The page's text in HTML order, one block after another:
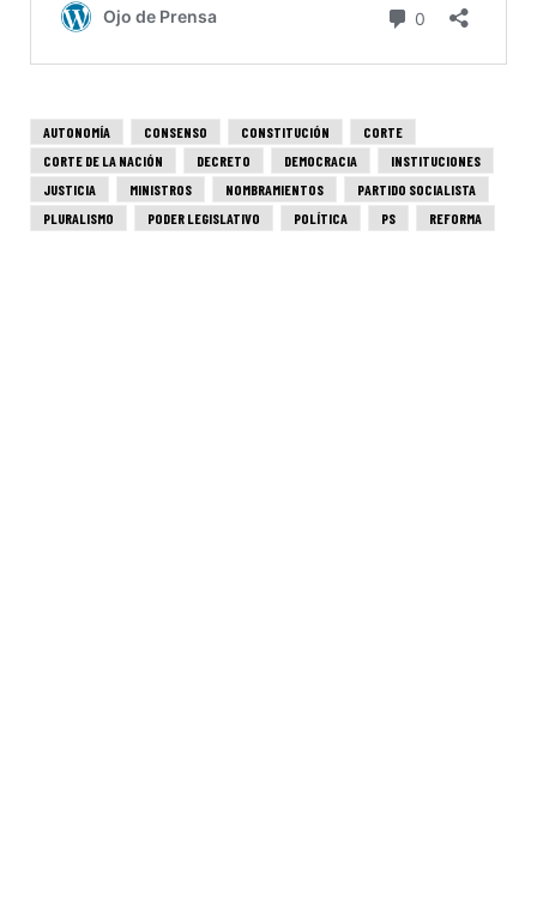
AUTONOMÍA CONSENSO CONSTITUCIÓN
CORTE
CORTE DE LA NACIÓN
DECRETO DEMOCRACIA
INSTITUCIONES
JUSTICIA
MINISTROS NOMBRAMIENTOS
PARTIDO SOCIALISTA
PLURALISMO
PODER LEGISLATIVO POLÍTICA PS
REFORMA